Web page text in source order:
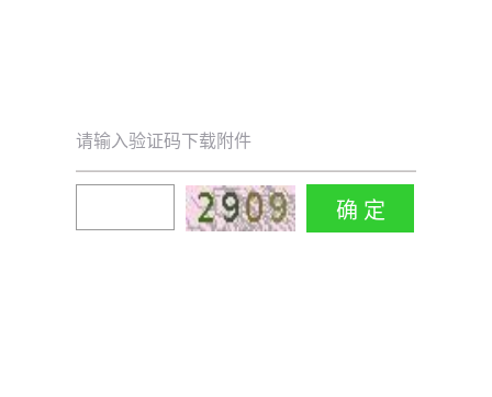
请输入验证码下载附件